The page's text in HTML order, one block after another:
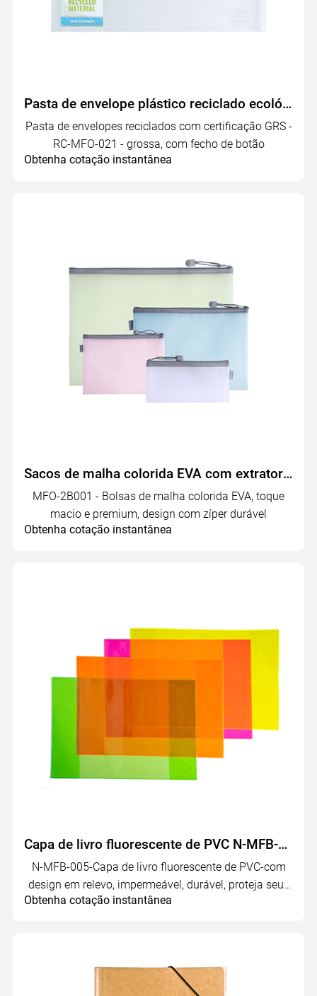
Pasta de envelope plástico reciclado ecológico | RC-MFO-021
Pasta de envelopes reciclados com certificação GRS -
RC-MFO-021 - grossa, com fecho de botão
Obtenha cotação instantânea
Sacos de malha colorida EVA com extrator - MFO-2B001
MFO-2B001 - Bolsas de malha colorida EVA, toque
macio e premium, design com zíper durável
Obtenha cotação instantânea
Capa de livro fluorescente de PVC N-MFB-005
N-MFB-005-Capa de livro fluorescente de PVC-com
design em relevo, impermeável, durável, proteja seus
livros.
Obtenha cotação instantânea